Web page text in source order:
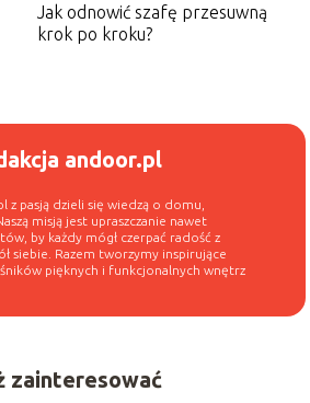
Jak odnowić szafę przesuwną
krok po kroku?
andoor.pl
z pasją dzieli się wiedzą o domu,
misją jest upraszczanie nawet
by każdy mógł czerpać radość z
siebie. Razem tworzymy inspirujące
pięknych i funkcjonalnych wnętrz
zainteresować